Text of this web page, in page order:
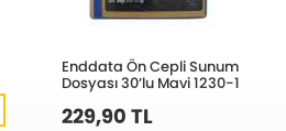
Enddata Ön Cepli Sunum
Dosyası 30’lu Mavi 1230-1
229,90 TL